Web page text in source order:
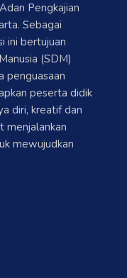
Pengkajian
Sebagai
ini bertujuan
(SDM)
penguasaan
peserta didik
diri, kreatif dan
menjalankan
mewujudkan